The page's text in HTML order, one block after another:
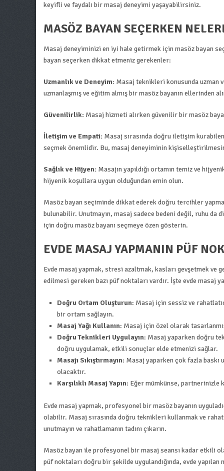
keyifli ve faydalı bir masaj deneyimi yaşayabilirsiniz.
MASÖZ BAYAN SEÇERKEN
Masaj deneyiminizi en iyi hale getirmek için masöz bayan
bayan seçerken dikkat etmeniz gerekenler:
Uzmanlık ve Deneyim: Masaj teknikleri konusunda uzman
uzmanlaşmış ve eğitim almış bir masöz bayanın ellerinden
Güvenilirlik: Masaj hizmeti alırken güvenilir bir masöz
İletişim ve Empati: Masaj sırasında doğru iletişim
seçmek önemlidir. Bu, masaj deneyiminin
Sağlık ve Hijyen: Masajın yapıldığı ortamın temiz ve
hijyenik koşullara uygun olduğundan emin olun.
Masöz bayan seçiminde dikkat ederek doğru tercihler
bulunabilir. Unutmayın, masaj sadece bedeni değil, ruhu
için doğru masöz bayanı seçmeye özen gösterin.
EVDE MASAJ YAPMANIN PÜF
Evde masaj yapmak, stresi azaltmak, kasları gevşetmek
edilmesi gereken bazı püf noktaları vardır. İşte evde masaj
Doğru Ortam Oluşturun: Masaj için sessiz ve
bir ortam sağlayın.
Masaj Yağı Kullanın: Masaj için özel olarak
Doğru Teknikleri Uygulayın: Masaj yaparken doğru
doğru uygulamak, etkili sonuçlar elde etmenizi sağlar.
Masajı Sıkıştırmayın: Masaj yaparken çok fazla baskı
olacaktır.
Karşılıklı Masaj Yapın: Eğer mümkünse, partnerinizle
Evde masaj yapmak, profesyonel bir masöz bayanın
olabilir. Masaj sırasında doğru teknikleri kullanmak ve
unutmayın ve rahatlamanın tadını çıkarın.
Masöz bayan ile profesyonel bir masaj seansı kadar etkili
püf noktaları doğru bir şekilde uygulandığında, evde